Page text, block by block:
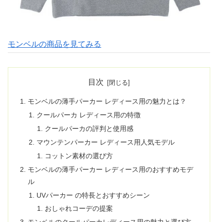
モンベルの商品を見てみる
目次
モンベルの薄手パーカー レディース用の魅力とは？
クールパーカ レディース用の特徴
クールパーカの評判と使用感
マウンテンパーカー レディース用人気モデル
コットン素材の選び方
モンベルの薄手パーカー レディース用のおすすめモデ
ル
UVパーカー の特長とおすすめシーン
おしゃれコーデの提案